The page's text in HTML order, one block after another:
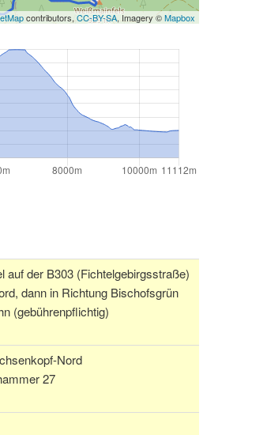
contributors,CC-BY-SA, Imagery ©Mapbox
auf der B303 (Fichtelgebirgsstraße)
dann in Richtung Bischofsgrün
(gebührenpflichtig)
Nord
27